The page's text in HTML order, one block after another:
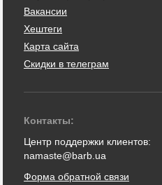
Вакансии
Хештеги
Карта сайта
Скидки в телеграм
Контакты:
Центр поддержки клиентов:
namaste@barb.ua
Форма обратной связи